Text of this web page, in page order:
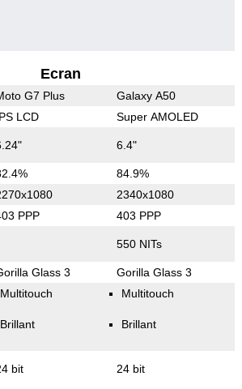
Ecran
G7 Plus Galaxy A50
LCD Super AMOLED
6.4"
84.9%
2340x1080
PPP 403 PPP
550 NITs
Glass 3 Gorilla Glass 3
Multitouch
Brillant
Multitouch
Brillant
bit 24 bit